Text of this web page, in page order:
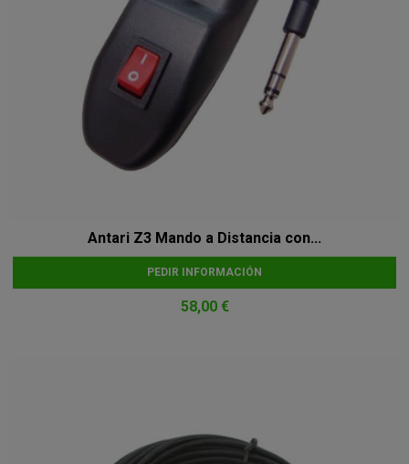
Antari Z3 Mando a Distancia con...
PEDIR INFORMACIÓN
58,00 €